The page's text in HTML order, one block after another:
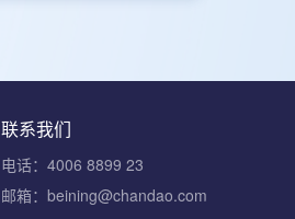
联系我们
电话：4006 8899 23
邮箱：beining@chandao.com